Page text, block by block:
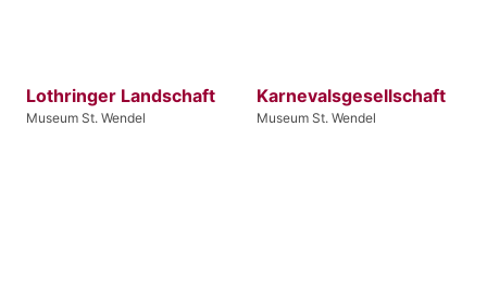
Lothringer Landschaft
Museum St. Wendel
Karnevalsgesellschaft
Museum St. Wendel